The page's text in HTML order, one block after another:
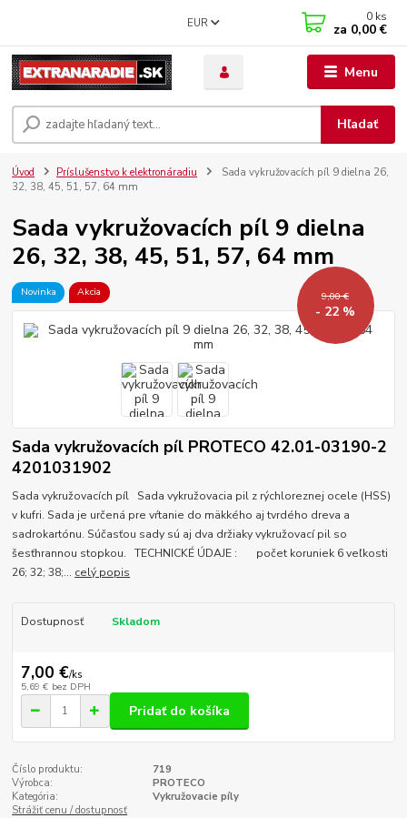
Menu
EUR
Hľadať
0 ks
za 0,00 €
Úvod Príslušenstvo k elektronáradiu
Sada vykružovacích píl 9 dielna 26,
32, 38, 45, 51, 57, 64 mm
Sada vykružovacích píl 9 dielna
26, 32, 38, 45, 51, 57, 64 mm
Novinka Akcia 9,00 €
- 22 %
Sada vykružovacích píl PROTECO 42.01-03190-2
4201031902
Sada vykružovacích píl Sada vykružovacia pil z rýchloreznej ocele (HSS)
v kufri. Sada je určená pre vŕtanie do mäkkého aj tvrdého dreva a
sadrokartónu. Súčasťou sady sú aj dva držiaky vykružovací pil so
šesťhrannou stopkou. TECHNICKÉ ÚDAJE : počet koruniek 6 veľkosti
26; 32; 38;... celý popis
Dostupnosť Skladom
7,00 €/ks
5,69 € bez DPH
Pridať do košíka
Číslo produktu:
719
Výrobca:
PROTECO
Kategória:
Vykružovacie píly
Strážiť cenu / dostupnosť